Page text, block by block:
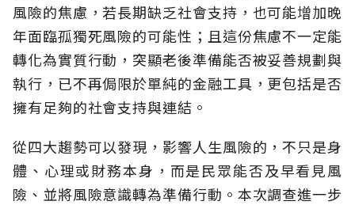
風險的焦慮，若長期缺乏社會支持，也可能增加晚
年面臨孤獨死風險的可能性；且這份焦慮不一定能
轉化為實質行動，突顯老後準備能否被妥善規劃與
執行，已不再侷限於單純的金融工具，更包括是否
擁有足夠的社會支持與連結。
從四大趨勢可以發現，影響人生風險的，不只是身
體、心理或財務本身，而是民眾能否及早看見風
險、並將風險意識轉為準備行動。本次調查進一步